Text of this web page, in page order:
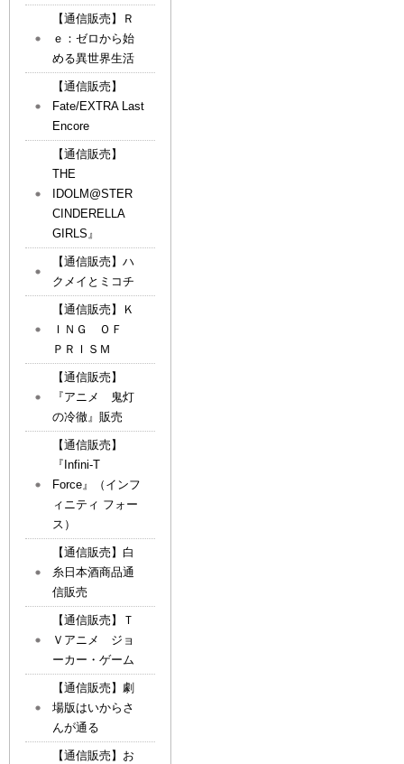
【通信販売】Ｒ
ｅ：ゼロから始
める異世界生活
【通信販売】
Fate/EXTRA Last
Encore
【通信販売】
THE
IDOLM@STER
CINDERELLA
GIRLS』
【通信販売】ハ
クメイとミコチ
【通信販売】Ｋ
ＩＮＧ ＯＦ
ＰＲＩＳＭ
【通信販売】
『アニメ 鬼灯
の冷徹』販売
【通信販売】
『Infini-T
Force』（インフ
ィニティ フォー
ス）
【通信販売】白
糸日本酒商品通
信販売
【通信販売】Ｔ
Ｖアニメ ジョ
ーカー・ゲーム
【通信販売】劇
場版はいからさ
んが通る
【通信販売】お